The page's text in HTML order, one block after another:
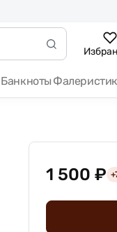
Банкноты
1 500 ₽